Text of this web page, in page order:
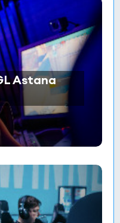
Astana